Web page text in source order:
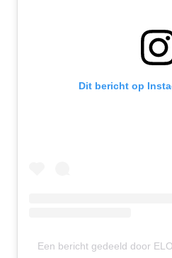
Dit bericht op
Een bericht gedeeld door